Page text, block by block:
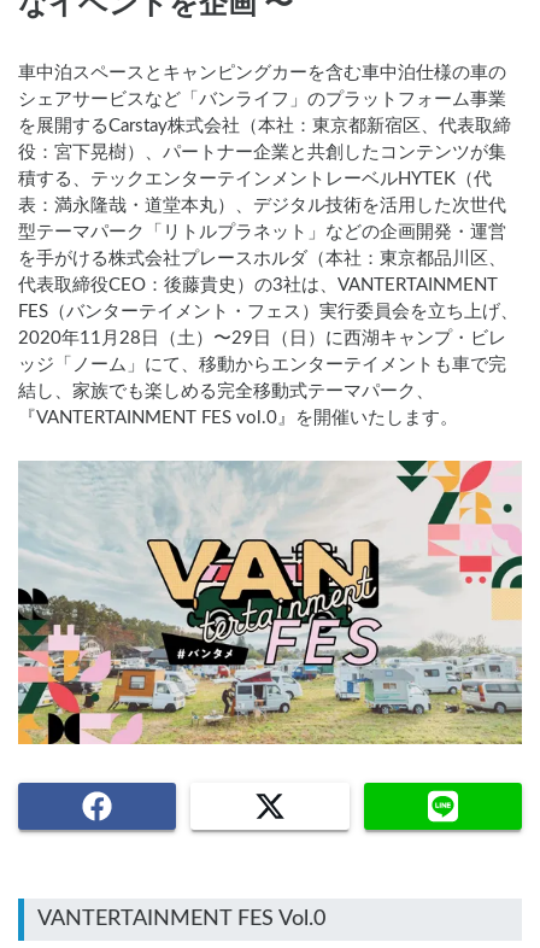
車中泊スペースとキャンピングカーを含む車中泊仕様の車の
シェアサービスなど「バンライフ」のプラットフォーム事業
を展開するCarstay株式会社（本社：東京都新宿区、代表取締
役：宮下晃樹）、パートナー企業と共創したコンテンツが集
積する、テックエンターテインメントレーベルHYTEK（代
表：満永隆哉・道堂本丸）、デジタル技術を活用した次世代
型テーマパーク「リトルプラネット」などの企画開発・運営
を手がける株式会社プレースホルダ（本社：東京都品川区、
代表取締役CEO：後藤貴史）の3社は、VANTERTAINMENT
FES（バンターテイメント・フェス）実行委員会を立ち上げ、
2020年11月28日（土）〜29日（日）に西湖キャンプ・ビレ
ッジ「ノーム」にて、移動からエンターテイメントも車で完
結し、家族でも楽しめる完全移動式テーマパーク、
『VANTERTAINMENT FES vol.0』を開催いたします。